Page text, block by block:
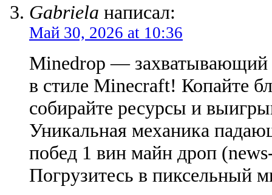
Gabriela написал:
Май 30, 2026 at 10:36
Minedrop — захватывающий
в стиле Minecraft! Копайте
собирайте ресурсы и
Уникальная механика
побед 1 вин майн дроп
Погрузитесь в пиксельный